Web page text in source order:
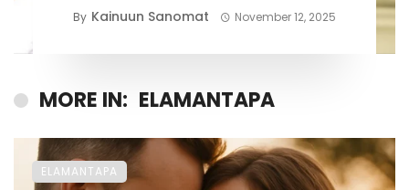
By Kainuun Sanomat November 12, 2025
MORE IN: ELAMANTAPA
ELAMANTAPA